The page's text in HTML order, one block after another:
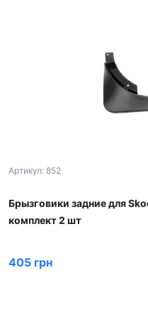
Артикул: 852
Брызговики задние для
комплект 2 шт
405 грн